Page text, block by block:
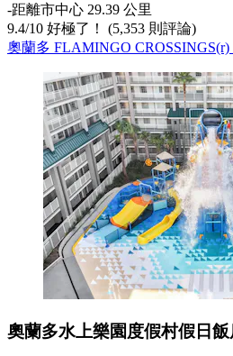
‐距離市中心 29.39 公里
9.4/10 好極了！ (5,353 則評論)
奧蘭多 FLAMINGO
奧蘭多水上樂園度假村假日